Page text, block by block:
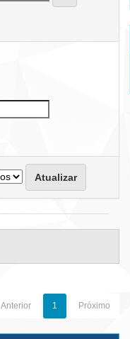
Anterior 1 Próximo